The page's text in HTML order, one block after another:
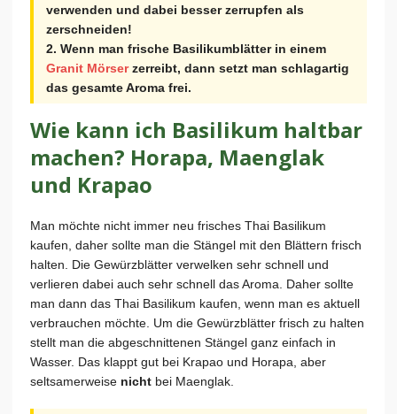
verwenden und dabei besser zerrupfen als
zerschneiden!
2. Wenn man frische Basilikumblätter in einem
Granit Mörserzerreibt, dann setzt man schlagartig
das gesamte Aroma frei.
Wie kann ich Basilikum haltbar
machen? Horapa, Maenglak
und Krapao
Man möchte nicht immer neu frisches Thai Basilikum
kaufen, daher sollte man die Stängel mit den Blättern frisch
halten. Die Gewürzblätter verwelken sehr schnell und
verlieren dabei auch sehr schnell das Aroma. Daher sollte
man dann das Thai Basilikum kaufen, wenn man es aktuell
verbrauchen möchte. Um die Gewürzblätter frisch zu halten
stellt man die abgeschnittenen Stängel ganz einfach in
Wasser. Das klappt gut bei Krapao und Horapa, aber
seltsamerweise nicht bei Maenglak.